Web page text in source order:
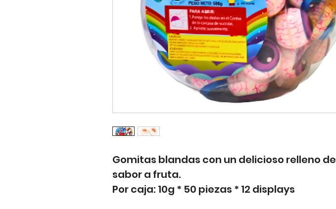
Gomitas blandas con un delicioso relleno de
sabor a fruta.
Por caja: 10g * 50 piezas * 12 displays